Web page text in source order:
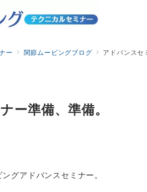
ー 関節ムービングブログ アドバンスセ
ー準備、準備。
グアドバンスセミナー。